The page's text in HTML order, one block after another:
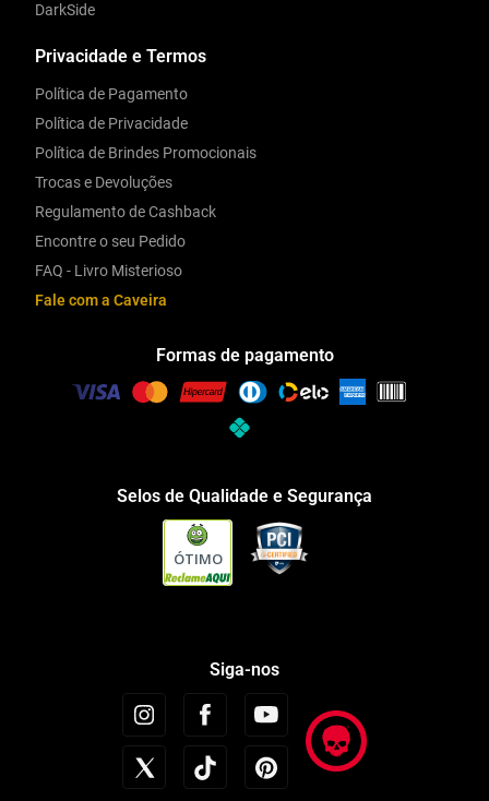
Privacidade e Termos
Política de Pagamento
Política de Privacidade
Política de Brindes Promocionais
Trocas e Devoluções
Regulamento de Cashback
Encontre o seu Pedido
FAQ - Livro Misterioso
Fale com a Caveira
DarkSide
Formas de pagamento
Selos de Qualidade e Segurança
ÓTIMO
Siga-nos